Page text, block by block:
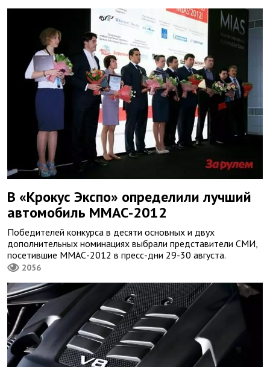
В «Крокус Экспо» определили лучший
автомобиль ММАС-2012
Победителей конкурса в десяти основных и двух
дополнительных номинациях выбрали представители СМИ,
посетившие ММАС-2012 в пресс-дни 29-30 августа.
2056